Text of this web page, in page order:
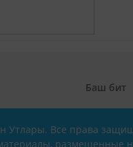
Баш бит
Утлары. Все права
размещенные